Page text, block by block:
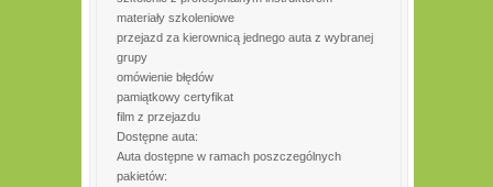
materiały szkoleniowe
przejazd za kierownicą jednego auta z wybranej
grupy
omówienie błędów
pamiątkowy certyfikat
film z przejazdu
Dostępne auta:
Auta dostępne w ramach poszczególnych
pakietów: